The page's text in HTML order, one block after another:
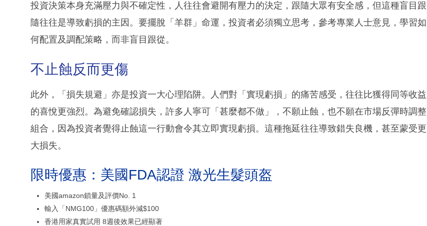
投資決策本身充滿壓力與不確定性，人往往會避開有壓力的決定，跟隨大眾有安全感，但這種盲目跟
隨往往是導致虧損的主因。要擺脫「羊群」命運，投資者必須獨立思考，參考專業人士意見，學習如
何配置及調配策略，而非盲目跟從。
不止蝕反而更傷
此外，「損失規避」亦是投資一大心理陷阱。人們對「實現虧損」的痛苦感受，往往比獲得同等收益
的喜悅更強烈。為避免確認損失，許多人寧可「甚麼都不做」，不願止蝕，也不願在市場反彈時調整
組合，因為投資者覺得止蝕這一行動會令其立即實現虧損。這種拖延往往導致錯失良機，甚至蒙受更
大損失。
限時優惠：美國FDA認證 激光生髮頭盔
美國amazon鎖量及評價No. 1
輸入「NMG100」優惠碼額外減$100
香港用家真實試用 8週後效果已經顯著